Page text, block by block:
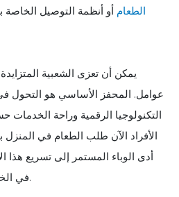
الطعام أو أنظمة التوصيل الخاصة
يمكن أن تعزى الشعبية
عوامل. المحفز الأساسي هو التحول
التكنولوجيا الرقمية وراحة
الأفراد الآن طلب الطعام في المنزل
أدى الوباء المستمر إلى تسريع هذا
في الخارج وتقديمه خدمات أساسية.